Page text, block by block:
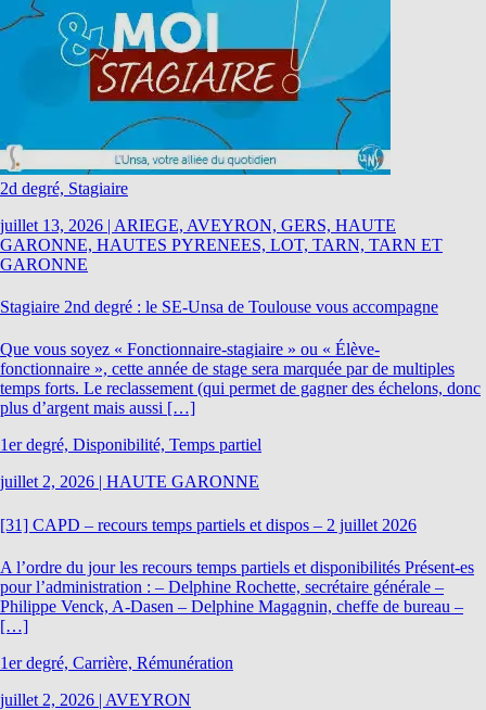
2d degré, Stagiaire
juillet 13, 2026 | ARIEGE, AVEYRON, GERS, HAUTE
GARONNE, HAUTES PYRENEES, LOT, TARN, TARN ET
GARONNE
Stagiaire 2nd degré : le SE-Unsa de Toulouse vous accompagne
Que vous soyez « Fonctionnaire-stagiaire » ou « Élève-
fonctionnaire », cette année de stage sera marquée par de multiples
temps forts. Le reclassement (qui permet de gagner des échelons, donc
plus d’argent mais aussi […]
1er degré, Disponibilité, Temps partiel
juillet 2, 2026 | HAUTE GARONNE
[31] CAPD – recours temps partiels et dispos – 2 juillet 2026
A l’ordre du jour les recours temps partiels et disponibilités Présent-es
pour l’administration : – Delphine Rochette, secrétaire générale –
Philippe Venck, A-Dasen – Delphine Magagnin, cheffe de bureau –
[…]
1er degré, Carrière, Rémunération
juillet 2, 2026 | AVEYRON